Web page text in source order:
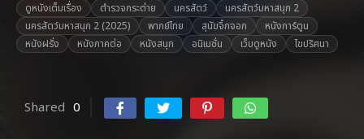
ดูหนังเต็มเรื่อง
ตำรวจกระต่าย นครสัตว์
นครสัตว์มหาสนุก 2
นครสัตว์มหาสนุก 2 (2025)
พากย์ไทย สุนัขจิ้กจอก
หนังการ์ตูน
หนังฝรั่ง
หนังภาคต่อ หนังสนุก อนิเมชั่น เว็บดูหนัง ไขปริศนา
Shared 0